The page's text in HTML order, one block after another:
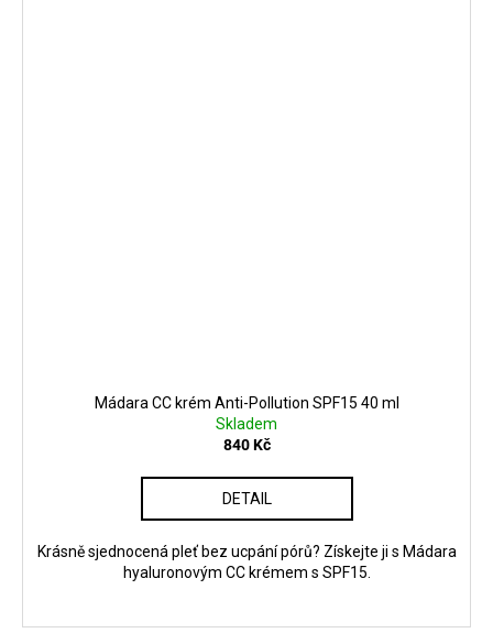
Mádara CC krém Anti-Pollution SPF15 40 ml
Skladem
840 Kč
DETAIL
Krásně sjednocená pleť bez ucpání pórů? Získejte ji s Mádara
hyaluronovým CC krémem s SPF15.